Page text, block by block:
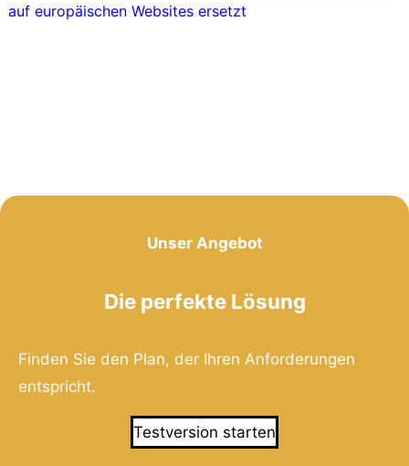
auf europäischen Websites ersetzt
Unser Angebot
Die perfekte Lösung
Finden Sie den Plan, der Ihren Anforderungen
entspricht.
Testversion starten